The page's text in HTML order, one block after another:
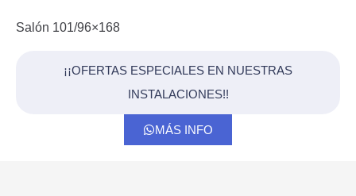
Salón 101/96×168
¡¡OFERTAS ESPECIALES EN NUESTRAS
INSTALACIONES!!
MÁS INFO